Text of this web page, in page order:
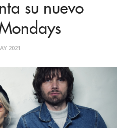
su nuevo
2021